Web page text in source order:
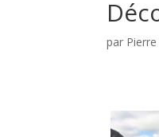
par Pierre